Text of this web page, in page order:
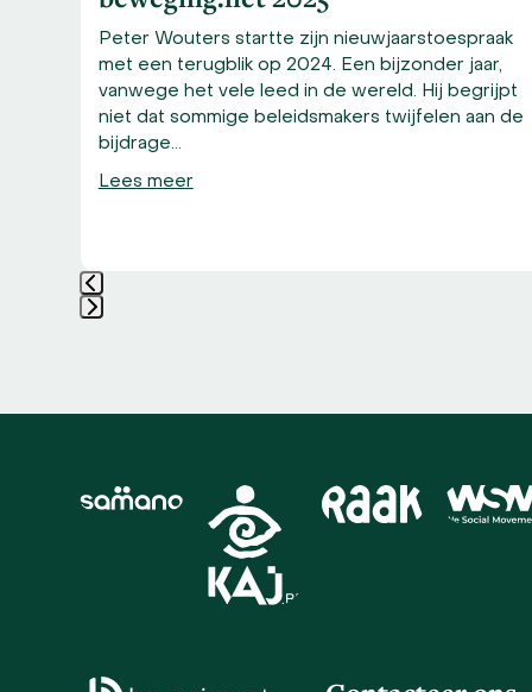
Peter Wouters startte zijn nieuwjaarstoespraak
met een terugblik op 2024. Een bijzonder jaar,
vanwege het vele leed in de wereld. Hij begrijpt
niet dat sommige beleidsmakers twijfelen aan de
bijdrage…
Lees meer
slide
Use
to